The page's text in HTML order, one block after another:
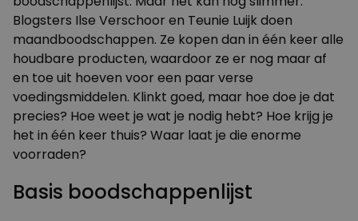
Blogsters Ilse Verschoor en Teunie Luijk doen
maandboodschappen. Ze kopen dan in één keer alle
houdbare producten, waardoor ze er nog maar af
en toe uit hoeven voor een paar verse
voedingsmiddelen. Klinkt goed, maar hoe doe je dat
precies? Hoe weet je wat je nodig hebt? Hoe krijg je
het in één keer thuis? Waar laat je die enorme
voorraden?
Basis boodschappenlijst